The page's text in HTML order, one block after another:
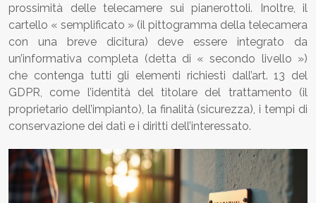
prossimità delle telecamere sui pianerottoli. Inoltre, il
cartello « semplificato » (il pittogramma della telecamera
con una breve dicitura) deve essere integrato da
un’informativa completa (detta di « secondo livello »)
che contenga tutti gli elementi richiesti dall’art. 13 del
GDPR, come l’identità del titolare del trattamento (il
proprietario dell’impianto), la finalità (sicurezza), i tempi di
conservazione dei dati e i diritti dell’interessato.